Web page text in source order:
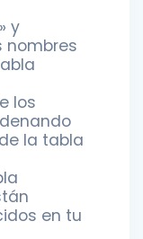
y
nombres
los
la tabla
en tu